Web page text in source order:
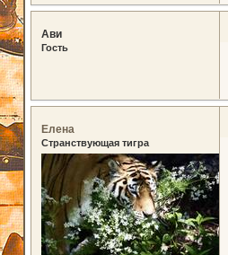
Ави
Гость
Елена
Странствующая тигра